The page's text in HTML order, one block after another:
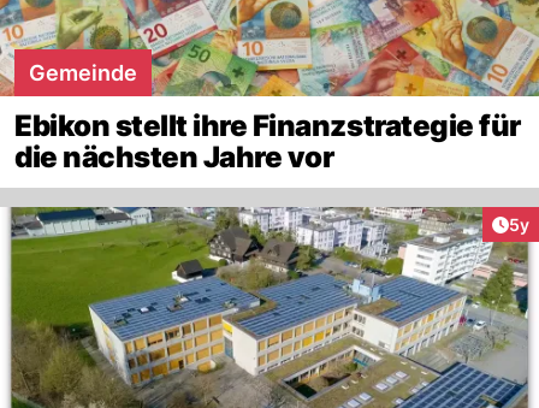
Gemeinde
Ebikon stellt ihre Finanzstrategie für
die nächsten Jahre vor
5y